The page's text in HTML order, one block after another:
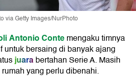
via Getty Images/NurPhoto
Antonio Contemengaku timnya
untuk bersaing di banyak ajang
juarabertahan Serie A. Masih
yang perlu dibenahi.